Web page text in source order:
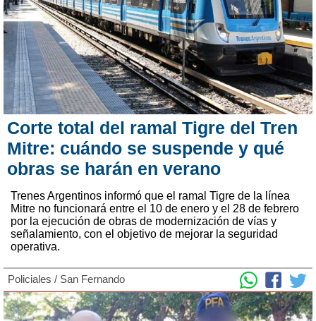
Corte total del ramal Tigre del Tren
Mitre: cuándo se suspende y qué
obras se harán en verano
Trenes Argentinos informó que el ramal Tigre de la línea
Mitre no funcionará entre el 10 de enero y el 28 de febrero
por la ejecución de obras de modernización de vías y
señalamiento, con el objetivo de mejorar la seguridad
operativa.
Policiales / San Fernando